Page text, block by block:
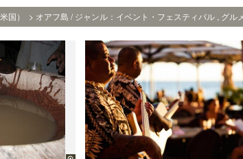
国） > オアフ島 / ジャンル：イベント・フェスティバル , グル